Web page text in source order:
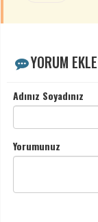
YORUM EKLE
Adınız Soyadınız
Yorumunuz